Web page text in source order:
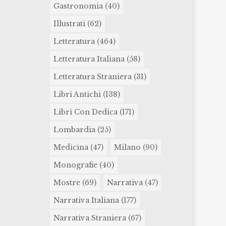
Gastronomia(40)
Illustrati(62)
Letteratura(464)
Letteratura Italiana(58)
Letteratura Straniera(31)
Libri Antichi(138)
Libri Con Dedica(171)
Lombardia(25)
Medicina(47) Milano (90)
Monografie(40)
Mostre(69) Narrativa(47)
Narrativa Italiana(177)
Narrativa Straniera(67)